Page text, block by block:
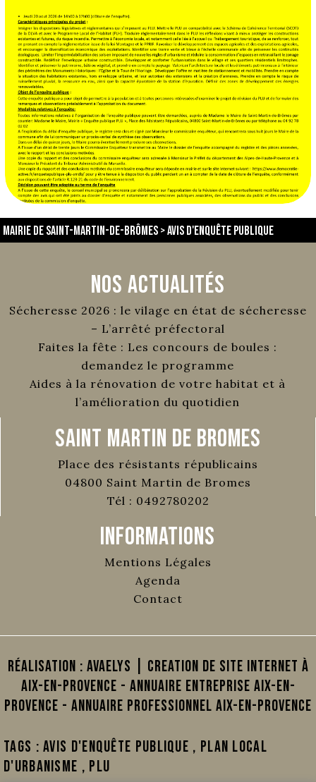
Mairie de Saint-Martin-de-Brômes>Avis d'enquête publique
Nos Actualités
Sécheresse 2026 : le vilage en état de sécheresse
– L’arrêté préfectoral
Faites la fête : Les concours de boules :
demandez le programme
Aides à la rénovation de votre habitat et à
l’amélioration du quotidien
Saint Martin de Bromes
Place des résistants républicains
04800 Saint Martin de Bromes
Tél : 0492780202
Informations
Mentions Légales
Agenda
Contact
Réalisation : AVAELYS | Creation de site internet à
Aix-en-Provence - Annuaire Entreprise Aix-en-
Provence - Annuaire Professionnel Aix-en-Provence
Tags :Avis d'enquête publique , Plan local
d'urbanisme , PLU